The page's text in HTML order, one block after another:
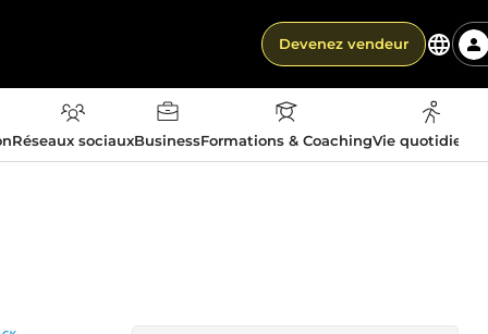
Devenez vendeur
Réseaux sociauxBusinessFormations & CoachingVie